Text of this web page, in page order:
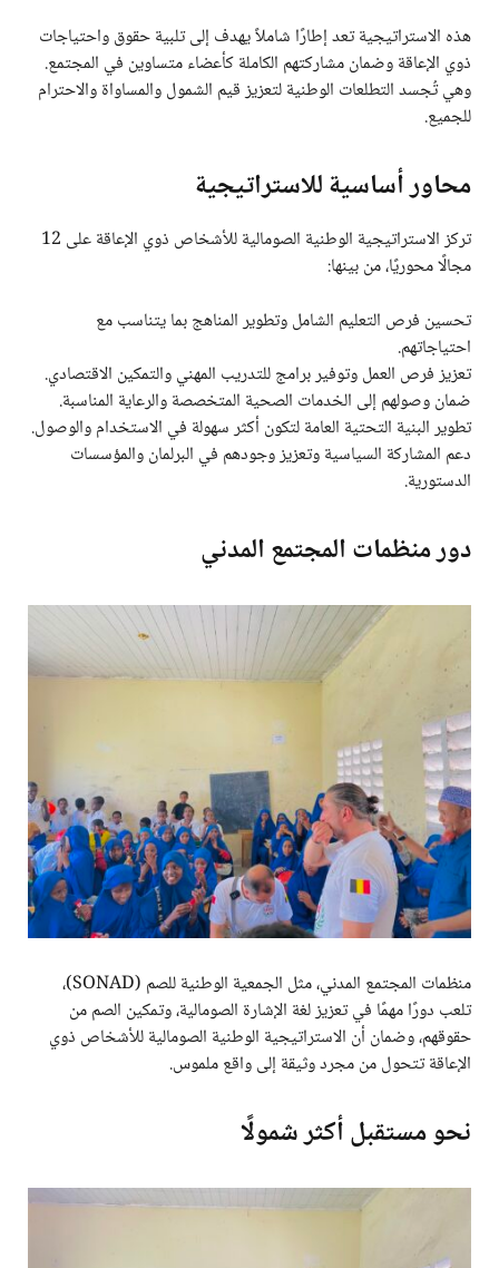
هذه الاستراتيجية تعد إطارًا شاملاً يهدف إلى تلبية حقوق واحتياجات
ذوي الإعاقة وضمان مشاركتهم الكاملة كأعضاء متساوين في المجتمع.
وهي تُجسد التطلعات الوطنية لتعزيز قيم الشمول والمساواة والاحترام
للجميع.
محاور أساسية للاستراتيجية
تركز الاستراتيجية الوطنية الصومالية للأشخاص ذوي الإعاقة على 12
مجالًا محوريًا، من بينها:
تحسين فرص التعليم الشامل وتطوير المناهج بما يتناسب مع
احتياجاتهم.
تعزيز فرص العمل وتوفير برامج للتدريب المهني والتمكين الاقتصادي.
ضمان وصولهم إلى الخدمات الصحية المتخصصة والرعاية المناسبة.
تطوير البنية التحتية العامة لتكون أكثر سهولة في الاستخدام والوصول.
دعم المشاركة السياسية وتعزيز وجودهم في البرلمان والمؤسسات
الدستورية.
دور منظمات المجتمع المدني
منظمات المجتمع المدني، مثل الجمعية الوطنية للصم (SONAD)،
تلعب دورًا مهمًا في تعزيز لغة الإشارة الصومالية، وتمكين الصم من
حقوقهم، وضمان أن الاستراتيجية الوطنية الصومالية للأشخاص ذوي
الإعاقة تتحول من مجرد وثيقة إلى واقع ملموس.
نحو مستقبل أكثر شمولًا